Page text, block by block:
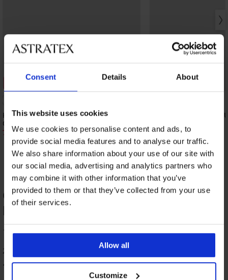
Consent Details About
This website uses cookies
We use cookies to personalise content and ads, to
provide social media features and to analyse our traffic.
We also share information about your use of our site with
our social media, advertising and analytics partners who
may combine it with other information that you’ve
provided to them or that they’ve collected from your use
of their services.
Allow all
Customize
Popust -50%
Kratke sportske hlače PINK STORM
Color Pop Pink
7,50 €14,99 €
Popust -50%
2PACK Čarape
11,49 €22,99 €
OCJENJIVANJE PROIZVODA Pamučne
hlače za spavanje Pink Dream
100%
2 kupaca je ocijenilo proizvod
100% kupaca preporučuje proizvod